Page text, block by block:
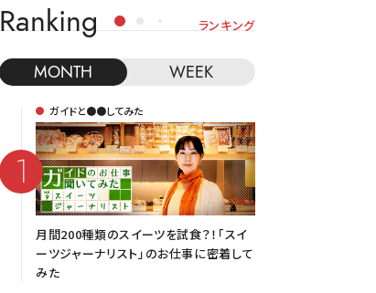
Ranking ランキング
MONTH WEEK
ガイドと●●してみた
月間200種類のスイーツを試食？！「スイ
ーツジャーナリスト」のお仕事に密着して
みた